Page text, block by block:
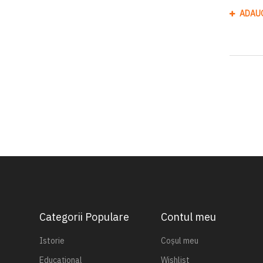
Categorii Populare
Istorie
Educațional
Contul meu
Coșul meu
Wishlist